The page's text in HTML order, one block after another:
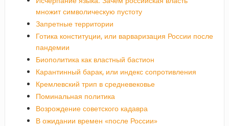
множит символическую пустоту
Запретные территории
Готика конституции, или варваризация России после
пандемии
Биополитика как властный бастион
Карантинный барак, или индекс сопротивления
Кремлевский трип в средневековье
Поминальная политика
Возрождение советского кадавра
В ожидании времен «после России»